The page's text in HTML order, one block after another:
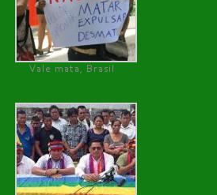
Vale mata, Brasil